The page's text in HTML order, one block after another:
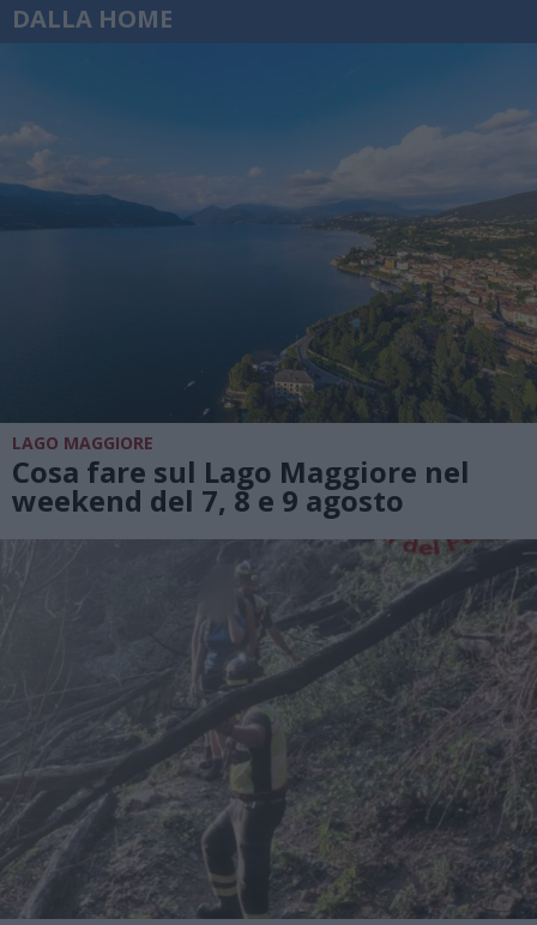
DALLA HOME
LAGO MAGGIORE
Cosa fare sul Lago Maggiore nel
weekend del 7, 8 e 9 agosto